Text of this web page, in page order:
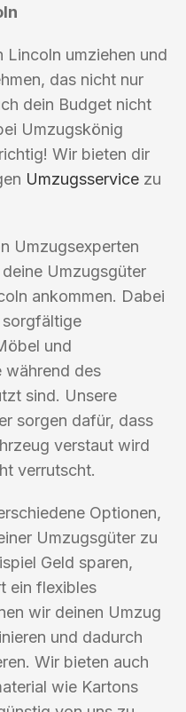
Lincoln umziehen und
das nicht nur
dein Budget nicht
Umzugskönig
Wir bieten dir
Umzugsservice zu
Umzugsexperten
Umzugsgüter
ankommen. Dabei
und
während des
sind. Unsere
sorgen dafür, dass
verstaut wird
verrutscht.
Optionen,
Umzugsgüter zu
Geld sparen,
ein flexibles
wir deinen Umzug
und dadurch
Wir bieten auch
wie Kartons